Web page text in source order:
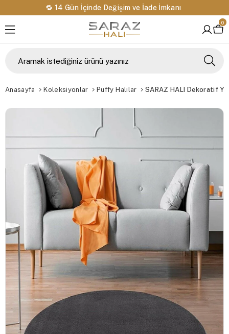
🔁 14 Gün İçinde Değişim ve İade İmkanı
0
Anasayfa Koleksiyonlar Puffy Halılar